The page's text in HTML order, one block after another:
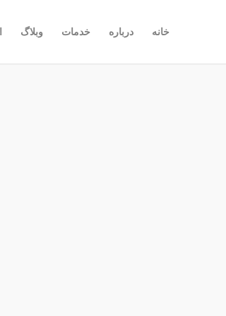
خانه درباره خدمات وبلاگ